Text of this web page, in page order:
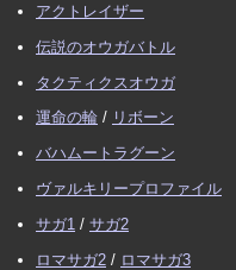
アクトレイザー
伝説のオウガバトル
タクティクスオウガ
運命の輪 / リボーン
バハムートラグーン
ヴァルキリープロファイル
サガ1 / サガ2
ロマサガ2 / ロマサガ3